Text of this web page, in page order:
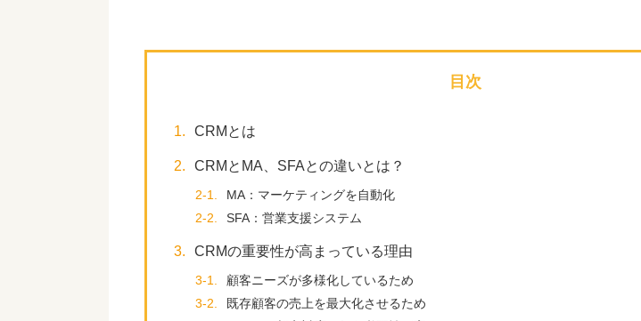
目次
1. CRMとは
2. CRMとMA、SFAとの違いとは？
2-1.
MA：マーケティングを自動化
2-2.
SFA：営業支援システム
3. CRMの重要性が高まっている理由
3-1.
顧客ニーズが多様化しているため
3-2.
既存顧客の売上を最大化させるため